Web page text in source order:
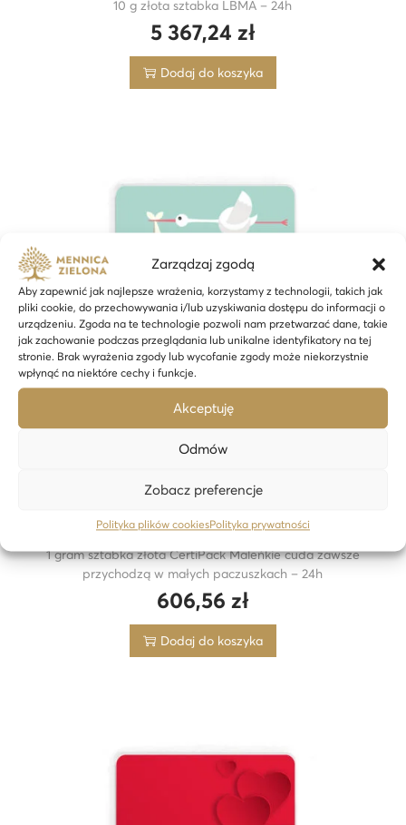
Zarządzaj zgodą
Aby zapewnić jak najlepsze wrażenia, korzystamy z technologii, takich jak
pliki cookie, do przechowywania i/lub uzyskiwania dostępu do informacji o
urządzeniu. Zgoda na te technologie pozwoli nam przetwarzać dane, takie
jak zachowanie podczas przeglądania lub unikalne identyfikatory na tej
stronie. Brak wyrażenia zgody lub wycofanie zgody może niekorzystnie
wpłynąć na niektóre cechy i funkcje.
Akceptuję
Odmów
Zobacz preferencje
Polityka plików cookiesPolityka prywatności
10 g złota sztabka LBMA – 24h
5 367,24 zł
Dodaj do koszyka
1 gram sztabka złota CertiPack Maleńkie cuda zawsze
przychodzą w małych paczuszkach – 24h
606,56 zł
Dodaj do koszyka